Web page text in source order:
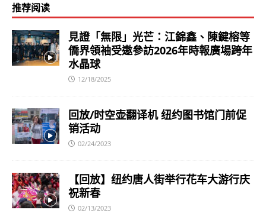
推荐阅读
見證「無限」光芒：江錦鑫、陳鍵榕等
僑界領袖受邀參訪2026年時報廣場跨年
水晶球
12/18/2025
回放/时空壶翻译机 纽约图书馆门前促
销活动
02/24/2023
【回放】纽约唐人街举行花车大游行庆
祝新春
02/13/2023